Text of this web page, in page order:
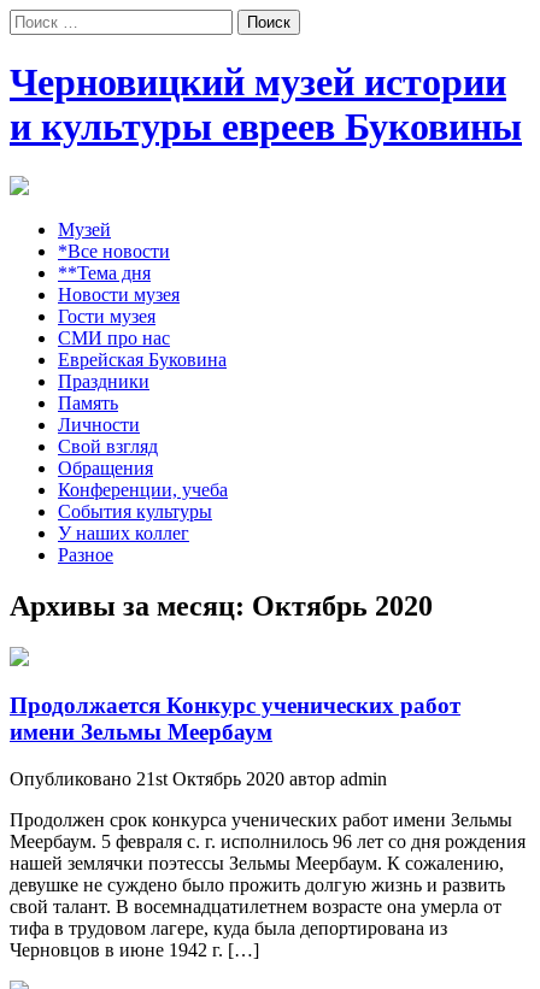
Поиск:
Черновицкий музей истории
и культуры евреев Буковины
Музей
*Все новости
**Тема дня
Новости музея
Гости музея
СМИ про нас
Еврейская Буковина
Праздники
Память
Личности
Свой взгляд
Обращения
Конференции, учеба
События культуры
У наших коллег
Разное
Архивы за месяц: Октябрь 2020
Продолжается Конкурс ученических работ
имени Зельмы Меербаум
Опубликовано 21st Октябрь 2020 автор admin
Продолжен срок конкурса ученических работ имени Зельмы
Меербаум. 5 февраля с. г. исполнилось 96 лет со дня рождения
нашей землячки поэтессы Зельмы Меербаум. К сожалению,
девушке не суждено было прожить долгую жизнь и развить
свой талант. В восемнадцатилетнем возрасте она умерла от
тифа в трудовом лагере, куда была депортирована из
Черновцов в июне 1942 г. […]